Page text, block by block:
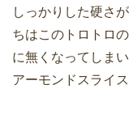
しっかりした硬さ
ちはこのトロトロ
に無くなってしま
アーモンドスライ